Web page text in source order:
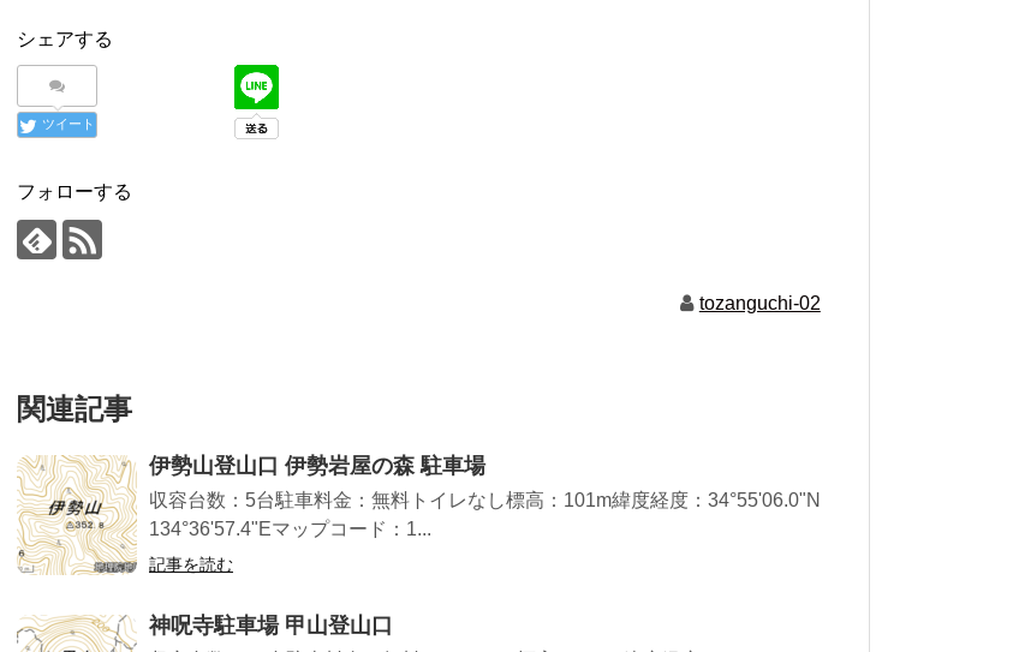
シェアする
ツイート
フォローする
tozanguchi-02
関連記事
伊勢山登山口 伊勢岩屋の森 駐車場
収容台数：5台駐車料金：無料トイレなし標高：101m緯度経度：34°55'06.0"N
134°36'57.4"Eマップコード：1...
記事を読む
神呪寺駐車場 甲山登山口